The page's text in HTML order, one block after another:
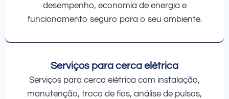
desempenho, economia de energia e
funcionamento seguro para o seu ambiente.
Serviços para cerca elétrica
Serviços para cerca elétrica com instalação,
manutenção, troca de fios, análise de pulsos,